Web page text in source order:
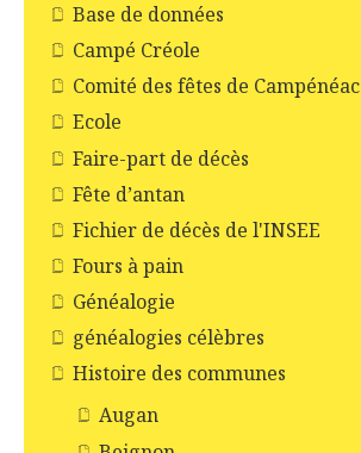
Base de données
Campé Créole
Comité des fêtes de Campénéac
Ecole
Faire-part de décès
Fête d’antan
Fichier de décès de l'INSEE
Fours à pain
Généalogie
généalogies célèbres
Histoire des communes
Augan